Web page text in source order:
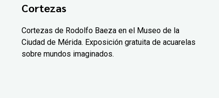
Cortezas
Cortezas de Rodolfo Baeza en el Museo de la
Ciudad de Mérida. Exposición gratuita de acuarelas
sobre mundos imaginados.